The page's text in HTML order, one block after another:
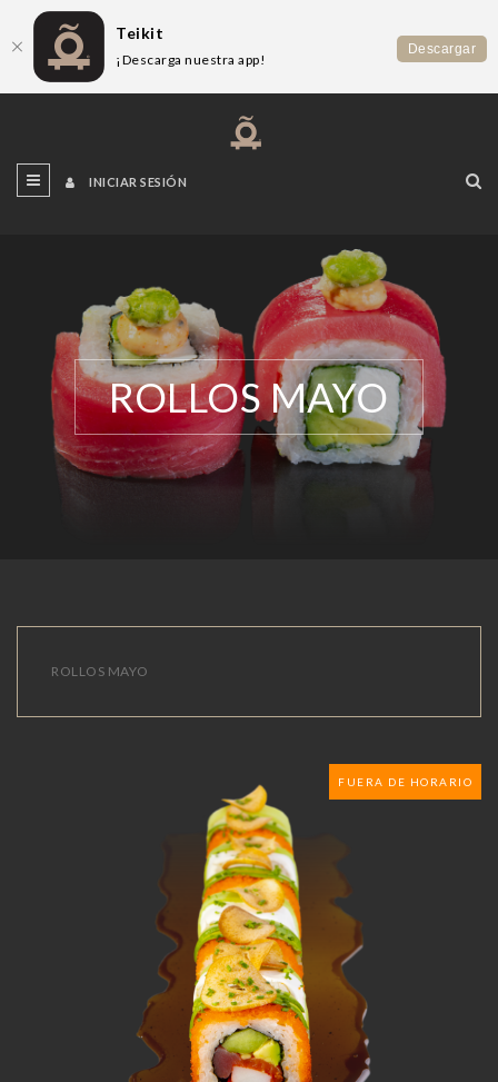
INICIAR SESIÓN
ROLLOS MAYO
ROLLOS MAYO
FUERA DE HORARIO
Teikit
¡Descarga nuestra app!
Descargar